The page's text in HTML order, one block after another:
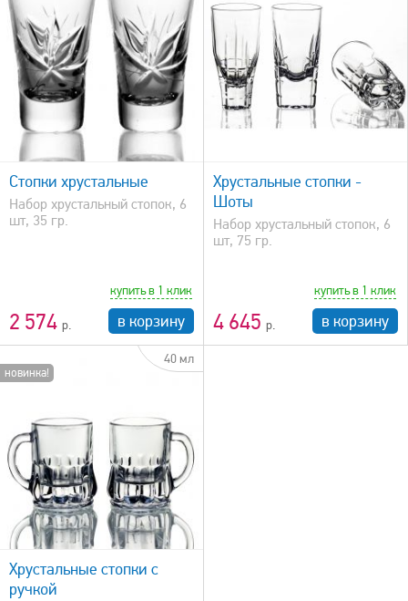
Стопки хрустальные
Набор хрустальный стопок, 6
шт, 35 гр.
2 574
купить в 1 клик
в корзину
быстрый просмотр
Хрустальные стопки -
Шоты
Набор хрустальный стопок, 6
шт, 75 гр.
4 645
купить в 1 клик
в корзину
новинка!
40 мл
Хрустальные стопки с
ручкой